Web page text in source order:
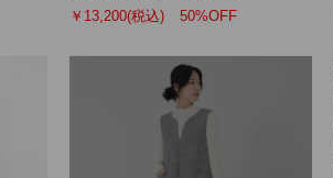
￥13,200(税込) 50%OFF